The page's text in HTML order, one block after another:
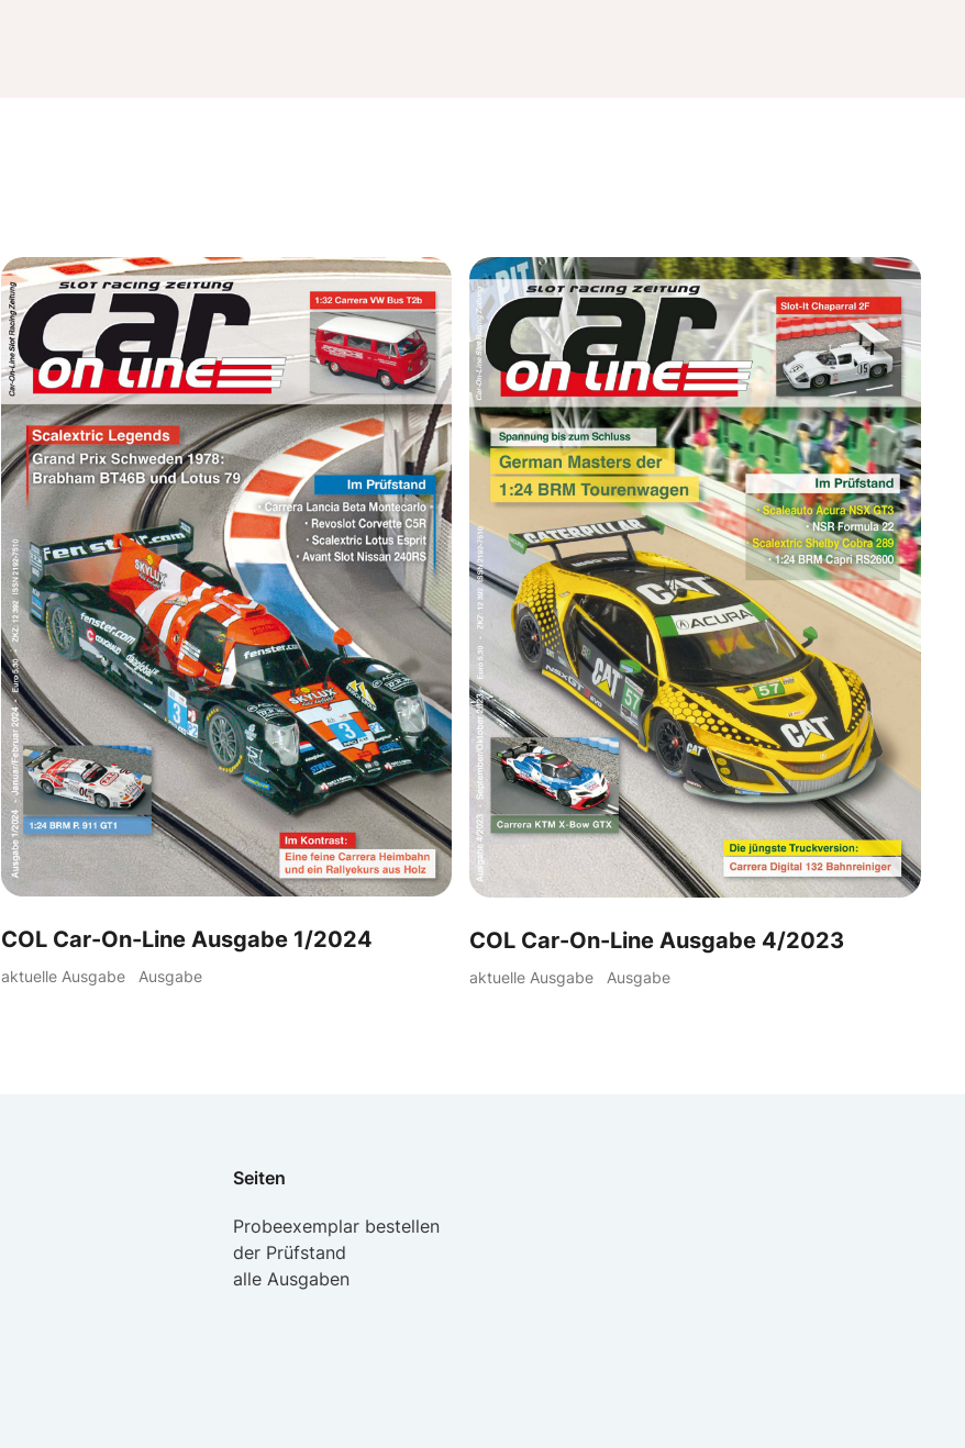
COL Car-On-Line Ausgabe 1/2024
aktuelle Ausgabe Ausgabe
COL Car-On-Line Ausgabe 4/2023
aktuelle Ausgabe Ausgabe
Seiten
Probeexemplar bestellen
der Prüfstand
alle Ausgaben